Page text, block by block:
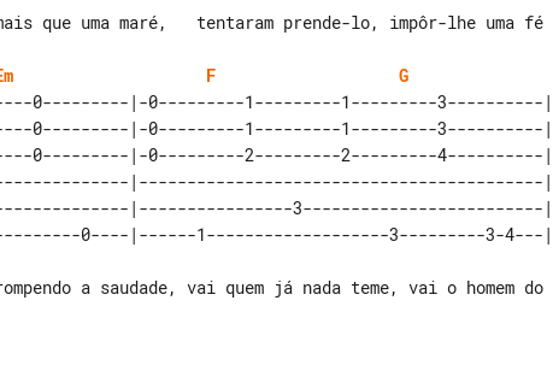
F
G
0---------|-0---------1---------1---------3----------|
0---------|-0---------1---------1---------3----------|
0---------|-0---------2---------2---------4----------|
|------------------------------------------|
|----------------3-------------------------|